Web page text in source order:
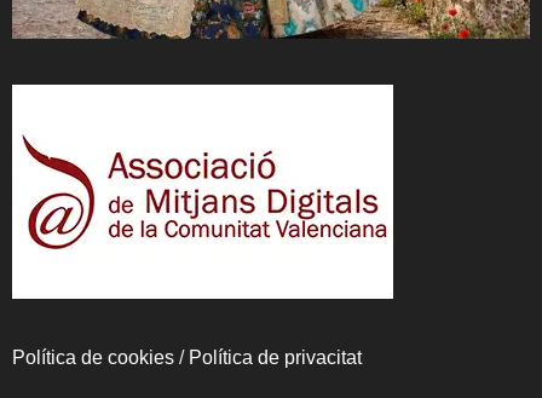
Política de cookies / Política de privacitat